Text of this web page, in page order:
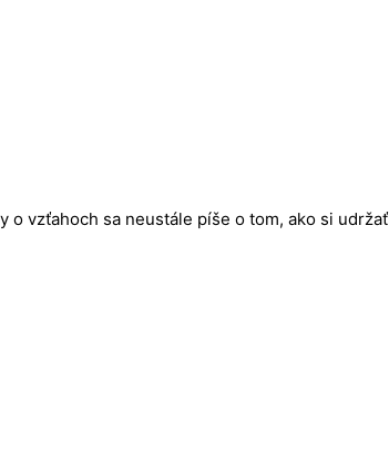
o vzťahoch sa neustále píše o tom, ako si udržať